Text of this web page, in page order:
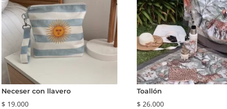
Neceser con llavero
$ 19.000
Toallón
$ 26.000